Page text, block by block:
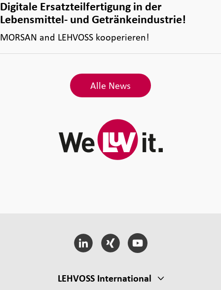
Digitale Ersatzteilfertigung in der
Lebensmittel- und Getränkeindustrie!
MORSAN and LEHVOSS kooperieren!
Alle News
LEHVOSS International